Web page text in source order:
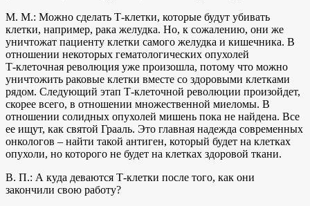
М. М.: Можно сделать Т‑клетки, которые будут убивать
клетки, например, рака желудка. Но, к сожалению, они же
уничтожат пациенту клетки самого желудка и кишечника. В
отношении некоторых гематологических опухолей
Т‑клеточная революция уже произошла, потому что можно
уничтожить раковые клетки вместе со здоровыми клетками
рядом. Следующий этап Т‑клеточной революции произойдет,
скорее всего, в отношении множественной миеломы. В
отношении солидных опухолей мишень пока не найдена. Все
ее ищут, как святой Грааль. Это главная надежда современных
онкологов – найти такой антиген, который будет на клетках
опухоли, но которого не будет на клетках здоровой ткани.
В. П.: А куда деваются Т‑клетки после того, как они
закончили свою работу?